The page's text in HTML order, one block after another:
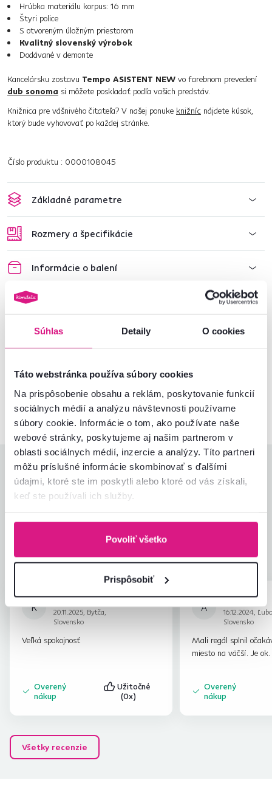
Súhlas Detaily O cookies
Táto webstránka používa súbory cookies
Na prispôsobenie obsahu a reklám, poskytovanie funkcií
sociálnych médií a analýzu návštevnosti používame
súbory cookie. Informácie o tom, ako používate naše
webové stránky, poskytujeme aj našim partnerom v
oblasti sociálnych médií, inzercie a analýzy. Títo partneri
môžu príslušné informácie skombinovať s ďalšími
údajmi, ktoré ste im poskytli alebo ktoré od vás získali,
keď ste používali ich služby.
Povoliť všetko
Prispôsobiť
Hrúbka materiálu korpus: 16 mm
Štyri police
S otvoreným úložným priestorom
Kvalitný slovenský výrobok
Dodávané v demonte
Kancelársku zostavu Tempo ASISTENT NEW vo farebnom prevedení
dub sonoma si môžete poskladať podľa vašich predstáv.
Knižnica pre vášnivého čitateľa? V našej ponuke knižníc nájdete kúsok,
ktorý bude vyhovovať po každej stránke.
Číslo produktu : 0000108045
Základné parametre
Rozmery a špecifikácie
Informácie o balení
Montážny návod
Kontaktujte nás a my vám radi poradíme
02/ 40 100 100 Spustiť chat
Hodnotenia produktu
Jednoduchosť montáže
Zabalenie výrobku
Pomer hodnoty a ceny
4,9
K
Kamila S.
20.11.2025, Bytča,
Slovensko
5hviezdičiek
Veľká spokojnosť
Overený
nákup
Užitočné
(0x)
A
Anonym
16.12.2024,
Slovensko
Mali regál splnil
miesto na väčší. Je ok.
Overený
nákup
Všetky recenzie